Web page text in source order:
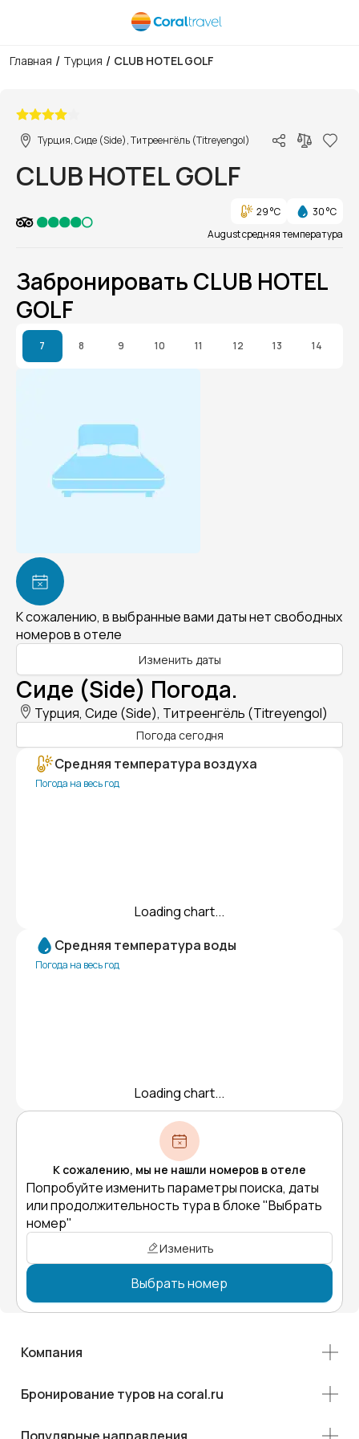
Главная / Турция / CLUB HOTEL GOLF
Турция, Сиде (Side), Титреенгёль (Titreyengol)
CLUB HOTEL GOLF
29 °C
30 °C
August средняя температура
Забронировать CLUB HOTEL
GOLF
7 8 9 10 11 12 13 14
К сожалению, в выбранные вами даты нет свободных
номеров в отеле
Изменить даты
Сиде (Side) Погода.
Турция, Сиде (Side), Титреенгёль (Titreyengol)
Погода сегодня
Средняя температура воздуха
Погода на весь год
Loading chart...
Средняя температура воды
Погода на весь год
Loading chart...
К сожалению, мы не нашли номеров в отеле
Попробуйте изменить параметры поиска, даты
или продолжительность тура в блоке "Выбрать
номер"
Изменить
Выбрать номер
Компания
Бронирование туров на coral.ru